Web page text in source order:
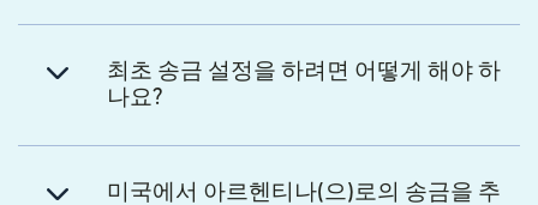
최초 송금 설정을 하려면 어떻게 해야 하
나요?
미국에서 아르헨티나(으)로의 송금을 추